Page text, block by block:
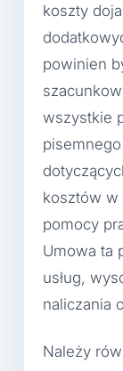
koszty
powinien
wszystkie
kosztów w
pomocy
Umowa ta
usług,
naliczania
Należy